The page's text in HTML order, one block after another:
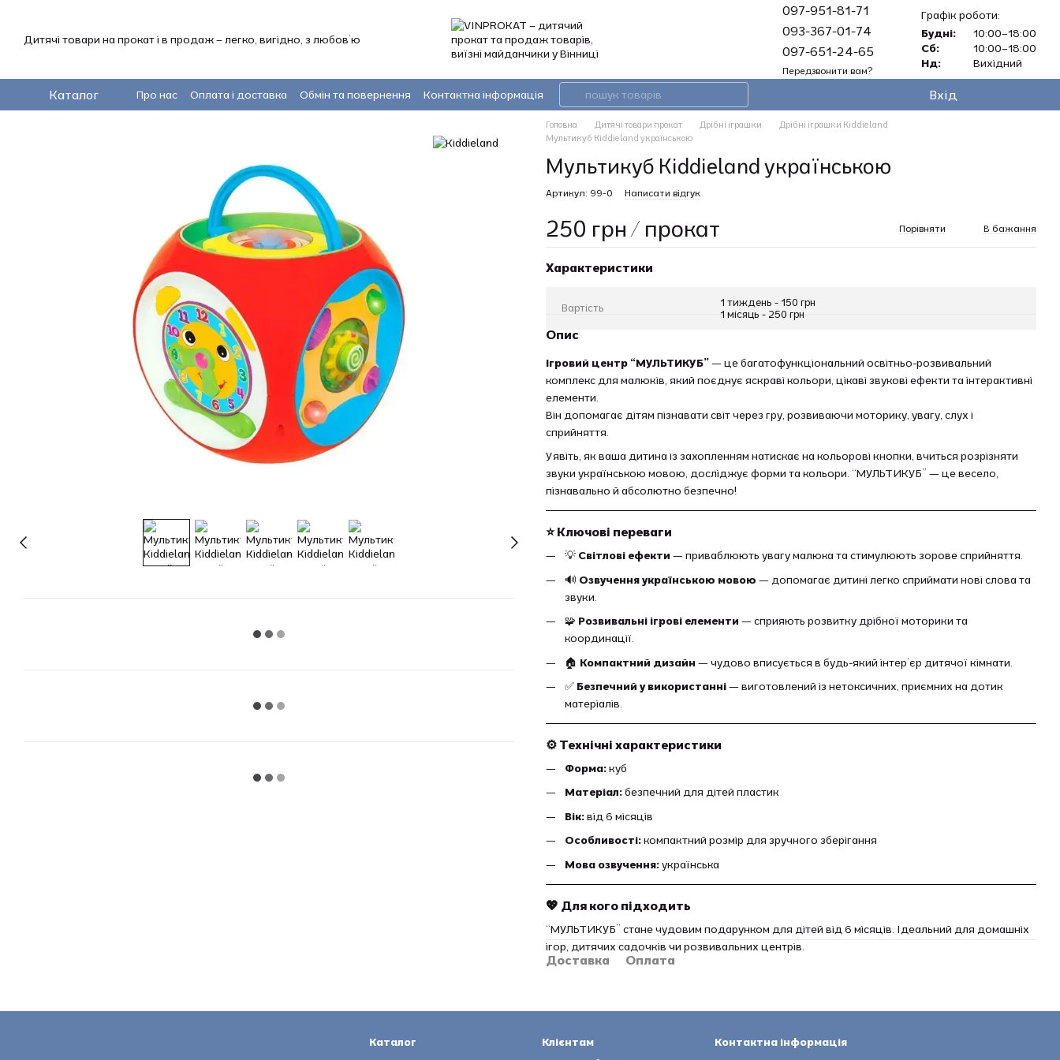
Дитячі товари на прокат і в продаж – легко, вигідно, з любов’ю
097-951-81-71
093-367-01-74
097-651-24-65
Передзвонити вам?
Графік роботи:
Будні:
10:00–18:00
Сб:
10:00–18:00
Нд:
Вихідний
Каталог Про нас Оплата і доставка Обмін та повернення Контактна інформація Вхід
Головна Дитячі товари прокат Дрібні іграшки
Дрібні іграшки Kiddieland
Мультикуб Kiddieland українською
Мультикуб Kiddieland українською
Артикул: 99-0 Написати відгук
250 грн / прокат Порівняти В бажання
Характеристики
Вартість
1 тиждень - 150 грн
1 місяць - 250 грн
Опис
Ігровий центр “МУЛЬТИКУБ”— це багатофункціональний освітньо-розвивальний
комплекс для малюків, який поєднує яскраві кольори, цікаві звукові ефекти та інтерактивні
елементи.
Він допомагає дітям пізнавати світ через гру, розвиваючи моторику, увагу, слух і
сприйняття.
Уявіть, як ваша дитина із захопленням натискає на кольорові кнопки, вчиться розрізняти
звуки українською мовою, досліджує форми та кольори. “МУЛЬТИКУБ” — це весело,
пізнавально й абсолютно безпечно!
⭐ Ключові переваги
💡 Світлові ефекти — приваблюють увагу малюка та стимулюють зорове сприйняття.
🔊 Озвучення українською мовою — допомагає дитині легко сприймати нові слова та
звуки.
🧩 Розвивальні ігрові елементи — сприяють розвитку дрібної моторики та
координації.
🏠 Компактний дизайн — чудово вписується в будь-який інтер’єр дитячої кімнати.
✅ Безпечний у використанні— виготовлений із нетоксичних, приємних на дотик
матеріалів.
⚙️ Технічні характеристики
Форма:куб
Матеріал:безпечний для дітей пластик
Вік:від 6 місяців
Особливості:компактний розмір для зручного зберігання
Мова озвучення:українська
💖 Для кого підходить
“МУЛЬТИКУБ” стане чудовим подарунком для дітей від 6 місяців. Ідеальний для домашніх
ігор, дитячих садочків чи розвивальних центрів.
Доставка Оплата
Каталог Клієнтам Контактна інформація